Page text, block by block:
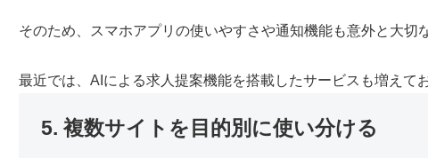
そのため、スマホアプリの使いやすさや通知機能も意外と大切
最近では、AIによる求人提案機能を搭載したサービスも増えて
5. 複数サイトを目的別に使い分ける